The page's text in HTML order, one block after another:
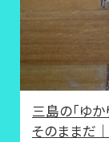
三島の「ゆ
そのままだ